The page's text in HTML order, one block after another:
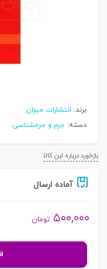
برند: انتشارات میزان
دسته: جرم و جرمشناسی
بازخورد درباره این کالا
آماده ارسال
۵۰۰,۰۰۰ تومان
سیاست
جنایی